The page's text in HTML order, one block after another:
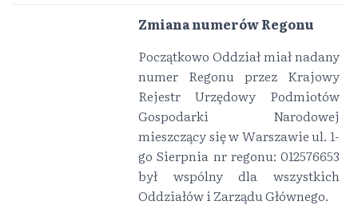
Zmiana numerów Regonu
Początkowo Oddział miał nadany
numer Regonu przez Krajowy
Rejestr Urzędowy Podmiotów
Gospodarki Narodowej
mieszczący się w Warszawie ul. 1-
go Sierpnia nr regonu: 012576653
był wspólny dla wszystkich
Oddziałów i Zarządu Głównego.